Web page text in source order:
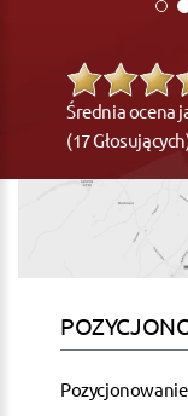
Średnia ocena
(17